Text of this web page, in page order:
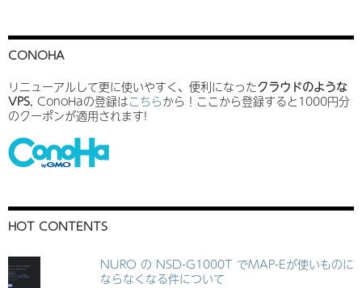
CONOHA
リニューアルして更に使いやすく、便利になったクラウドのような
VPS, ConoHaの登録はこちらから！ここから登録すると1000円分
のクーポンが適用されます!
HOT CONTENTS
NURO の NSD-G1000T でMAP-Eが使いものに
ならなくなる件について